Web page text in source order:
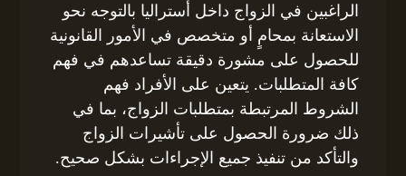
الراغبين في الزواج داخل أستراليا بالتوجه نحو
الاستعانة بمحامٍ أو متخصص في الأمور القانونية
للحصول على مشورة دقيقة تساعدهم في فهم
كافة المتطلبات. يتعين على الأفراد فهم
الشروط المرتبطة بمتطلبات الزواج، بما في
ذلك ضرورة الحصول على تأشيرات الزواج
والتأكد من تنفيذ جميع الإجراءات بشكل صحيح.